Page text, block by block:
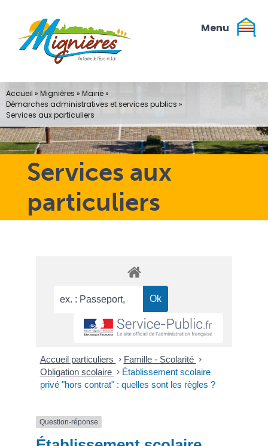
contenu
Services aux
particuliers
Accueil » Mignières » Mairie»
Démarches administratives et services publics »
Services aux particuliers
Accueil particuliers > Famille - Scolarité >
Obligation scolaire > Établissement scolaire
privé "hors contrat" : quelles sont les règles ?
Question-réponse